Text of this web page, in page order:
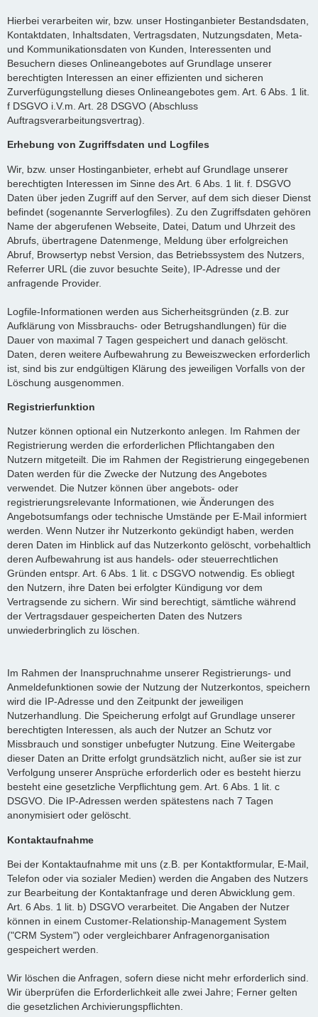
Hierbei verarbeiten wir, bzw. unser Hostinganbieter Bestandsdaten,
Kontaktdaten, Inhaltsdaten, Vertragsdaten, Nutzungsdaten, Meta-
und Kommunikationsdaten von Kunden, Interessenten und
Besuchern dieses Onlineangebotes auf Grundlage unserer
berechtigten Interessen an einer effizienten und sicheren
Zurverfügungstellung dieses Onlineangebotes gem. Art. 6 Abs. 1 lit.
f DSGVO i.V.m. Art. 28 DSGVO (Abschluss
Auftragsverarbeitungsvertrag).
Erhebung von Zugriffsdaten und Logfiles
Wir, bzw. unser Hostinganbieter, erhebt auf Grundlage unserer
berechtigten Interessen im Sinne des Art. 6 Abs. 1 lit. f. DSGVO
Daten über jeden Zugriff auf den Server, auf dem sich dieser Dienst
befindet (sogenannte Serverlogfiles). Zu den Zugriffsdaten gehören
Name der abgerufenen Webseite, Datei, Datum und Uhrzeit des
Abrufs, übertragene Datenmenge, Meldung über erfolgreichen
Abruf, Browsertyp nebst Version, das Betriebssystem des Nutzers,
Referrer URL (die zuvor besuchte Seite), IP-Adresse und der
anfragende Provider.
Logfile-Informationen werden aus Sicherheitsgründen (z.B. zur
Aufklärung von Missbrauchs- oder Betrugshandlungen) für die
Dauer von maximal 7 Tagen gespeichert und danach gelöscht.
Daten, deren weitere Aufbewahrung zu Beweiszwecken erforderlich
ist, sind bis zur endgültigen Klärung des jeweiligen Vorfalls von der
Löschung ausgenommen.
Registrierfunktion
Nutzer können optional ein Nutzerkonto anlegen. Im Rahmen der
Registrierung werden die erforderlichen Pflichtangaben den
Nutzern mitgeteilt. Die im Rahmen der Registrierung eingegebenen
Daten werden für die Zwecke der Nutzung des Angebotes
verwendet. Die Nutzer können über angebots- oder
registrierungsrelevante Informationen, wie Änderungen des
Angebotsumfangs oder technische Umstände per E-Mail informiert
werden. Wenn Nutzer ihr Nutzerkonto gekündigt haben, werden
deren Daten im Hinblick auf das Nutzerkonto gelöscht, vorbehaltlich
deren Aufbewahrung ist aus handels- oder steuerrechtlichen
Gründen entspr. Art. 6 Abs. 1 lit. c DSGVO notwendig. Es obliegt
den Nutzern, ihre Daten bei erfolgter Kündigung vor dem
Vertragsende zu sichern. Wir sind berechtigt, sämtliche während
der Vertragsdauer gespeicherten Daten des Nutzers
unwiederbringlich zu löschen.
Im Rahmen der Inanspruchnahme unserer Registrierungs- und
Anmeldefunktionen sowie der Nutzung der Nutzerkontos, speichern
wird die IP-Adresse und den Zeitpunkt der jeweiligen
Nutzerhandlung. Die Speicherung erfolgt auf Grundlage unserer
berechtigten Interessen, als auch der Nutzer an Schutz vor
Missbrauch und sonstiger unbefugter Nutzung. Eine Weitergabe
dieser Daten an Dritte erfolgt grundsätzlich nicht, außer sie ist zur
Verfolgung unserer Ansprüche erforderlich oder es besteht hierzu
besteht eine gesetzliche Verpflichtung gem. Art. 6 Abs. 1 lit. c
DSGVO. Die IP-Adressen werden spätestens nach 7 Tagen
anonymisiert oder gelöscht.
Kontaktaufnahme
Bei der Kontaktaufnahme mit uns (z.B. per Kontaktformular, E-Mail,
Telefon oder via sozialer Medien) werden die Angaben des Nutzers
zur Bearbeitung der Kontaktanfrage und deren Abwicklung gem.
Art. 6 Abs. 1 lit. b) DSGVO verarbeitet. Die Angaben der Nutzer
können in einem Customer-Relationship-Management System
("CRM System") oder vergleichbarer Anfragenorganisation
gespeichert werden.
Wir löschen die Anfragen, sofern diese nicht mehr erforderlich sind.
Wir überprüfen die Erforderlichkeit alle zwei Jahre; Ferner gelten
die gesetzlichen Archivierungspflichten.